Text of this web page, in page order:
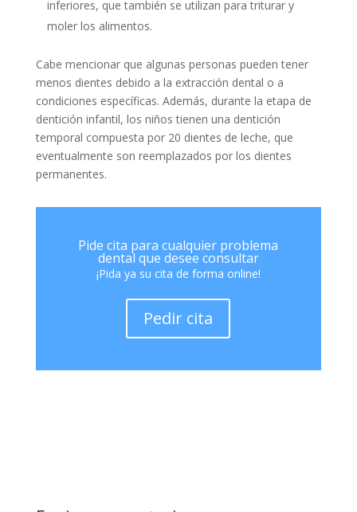
inferiores, que también se utilizan para triturar y
moler los alimentos.
Cabe mencionar que algunas personas pueden tener
menos dientes debido a la extracción dental o a
condiciones específicas. Además, durante la etapa de
dentición infantil, los niños tienen una dentición
temporal compuesta por 20 dientes de leche, que
eventualmente son reemplazados por los dientes
permanentes.
Pide cita para cualquier problema
dental que desee consultar
¡Pida ya su cita de forma online!
Pedir cita